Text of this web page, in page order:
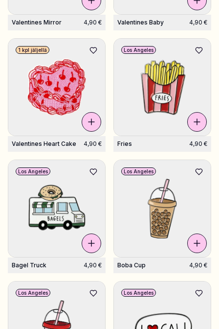
Valentines Mirror 4,90 € Valentines Baby 4,90 €
Valentines Heart Cake 4,90 €
1 kpl jäljellä
Fries 4,90 €
Los Angeles
Bagel Truck 4,90 €
Los Angeles
Boba Cup 4,90 €
Los Angeles
Los Angeles Los Angeles